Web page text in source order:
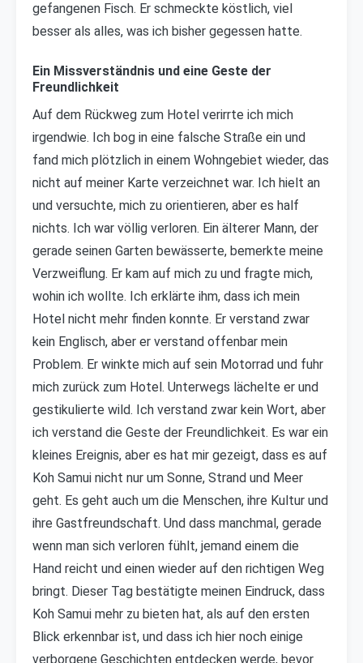
gefangenen Fisch. Er schmeckte köstlich, viel
besser als alles, was ich bisher gegessen hatte.
Ein Missverständnis und eine Geste der
Freundlichkeit
Auf dem Rückweg zum Hotel verirrte ich mich
irgendwie. Ich bog in eine falsche Straße ein und
fand mich plötzlich in einem Wohngebiet wieder, das
nicht auf meiner Karte verzeichnet war. Ich hielt an
und versuchte, mich zu orientieren, aber es half
nichts. Ich war völlig verloren. Ein älterer Mann, der
gerade seinen Garten bewässerte, bemerkte meine
Verzweiflung. Er kam auf mich zu und fragte mich,
wohin ich wollte. Ich erklärte ihm, dass ich mein
Hotel nicht mehr finden konnte. Er verstand zwar
kein Englisch, aber er verstand offenbar mein
Problem. Er winkte mich auf sein Motorrad und fuhr
mich zurück zum Hotel. Unterwegs lächelte er und
gestikulierte wild. Ich verstand zwar kein Wort, aber
ich verstand die Geste der Freundlichkeit. Es war ein
kleines Ereignis, aber es hat mir gezeigt, dass es auf
Koh Samui nicht nur um Sonne, Strand und Meer
geht. Es geht auch um die Menschen, ihre Kultur und
ihre Gastfreundschaft. Und dass manchmal, gerade
wenn man sich verloren fühlt, jemand einem die
Hand reicht und einen wieder auf den richtigen Weg
bringt. Dieser Tag bestätigte meinen Eindruck, dass
Koh Samui mehr zu bieten hat, als auf den ersten
Blick erkennbar ist, und dass ich hier noch einige
verborgene Geschichten entdecken werde, bevor